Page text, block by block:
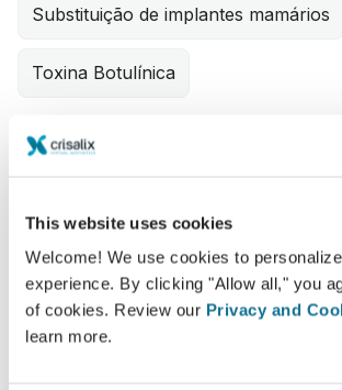
This website uses cookies
Welcome! We use cookies to
experience. By clicking "Allow all," you
of cookies. Review our Privacy and
learn more.
Substituição de implantes mamários
Toxina Botulínica
Certificações Médicas
Rekonstruktiven und Ästhetischen
Agende uma consulta 3D com